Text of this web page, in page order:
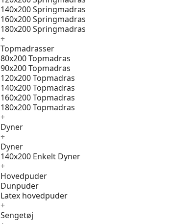
140x200 Springmadras
160x200 Springmadras
180x200 Springmadras
+
Topmadrasser
80x200 Topmadras
90x200 Topmadras
120x200 Topmadras
140x200 Topmadras
160x200 Topmadras
180x200 Topmadras
+
Dyner
+
Dyner
140x200 Enkelt Dyner
+
Hovedpuder
Dunpuder
Latex hovedpuder
+
Sengetøj